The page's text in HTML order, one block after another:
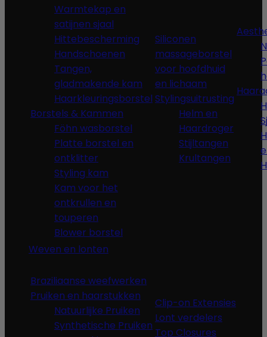
Warmtekap en
satijnen sjaal
Hittebescherming
Handschoenen
Tangen,
gladmakende kam
Haarkleuringsborstel
Borstels & Kammen
Föhn wasborstel
Platte borstel en
ontklitter
Styling kam
Kam voor het
ontkrullen en
touperen
Blower borstel
Siliconen
massageborstel
voor hoofdhuid
en lichaam
Stylingsuitrusting
Helm en
Haardroger
Stijltangen
Krultangen
Weven en lonten
Braziliaanse weefwerken
Pruiken en haarstukken
Natuurlijke Pruiken
Synthetische Pruiken
Clip-on Extensies
Lont verdelers
Top Closures